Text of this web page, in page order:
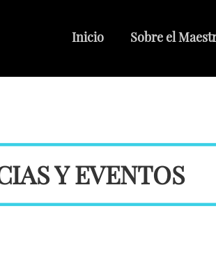
Inicio Sobre el
Y EVENTOS